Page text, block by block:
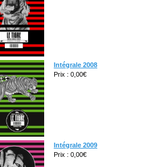
Intégrale 2008
Prix : 0,00€
Intégrale 2009
Prix : 0,00€